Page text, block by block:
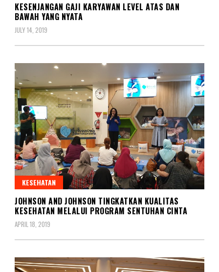
KESENJANGAN GAJI KARYAWAN LEVEL ATAS DAN
BAWAH YANG NYATA
JULY 14, 2019
KESEHATAN
JOHNSON AND JOHNSON TINGKATKAN KUALITAS
KESEHATAN MELALUI PROGRAM SENTUHAN CINTA
APRIL 18, 2019